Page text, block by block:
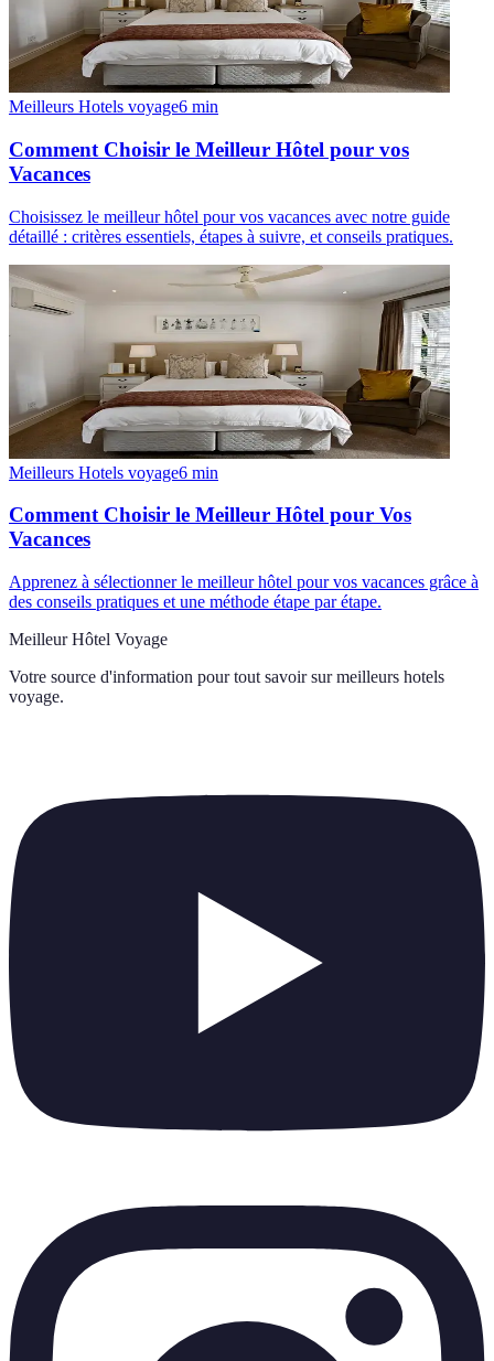
Meilleurs Hotels voyage6 min
Comment Choisir le Meilleur Hôtel pour vos
Vacances
Choisissez le meilleur hôtel pour vos vacances avec notre guide
détaillé : critères essentiels, étapes à suivre, et conseils pratiques.
Meilleurs Hotels voyage6 min
Comment Choisir le Meilleur Hôtel pour Vos
Vacances
Apprenez à sélectionner le meilleur hôtel pour vos vacances grâce à
des conseils pratiques et une méthode étape par étape.
Meilleur Hôtel Voyage
Votre source d'information pour tout savoir sur meilleurs hotels
voyage.